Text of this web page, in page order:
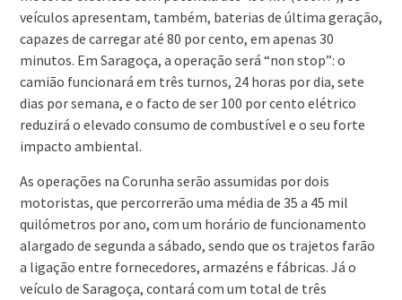
veículos apresentam, também, baterias de última geração,
capazes de carregar até 80 por cento, em apenas 30
minutos. Em Saragoça, a operação será “non stop”: o
camião funcionará em três turnos, 24 horas por dia, sete
dias por semana, e o facto de ser 100 por cento elétrico
reduzirá o elevado consumo de combustível e o seu forte
impacto ambiental.
As operações na Corunha serão assumidas por dois
motoristas, que percorrerão uma média de 35 a 45 mil
quilómetros por ano, com um horário de funcionamento
alargado de segunda a sábado, sendo que os trajetos farão
a ligação entre fornecedores, armazéns e fábricas. Já o
veículo de Saragoça, contará com um total de três